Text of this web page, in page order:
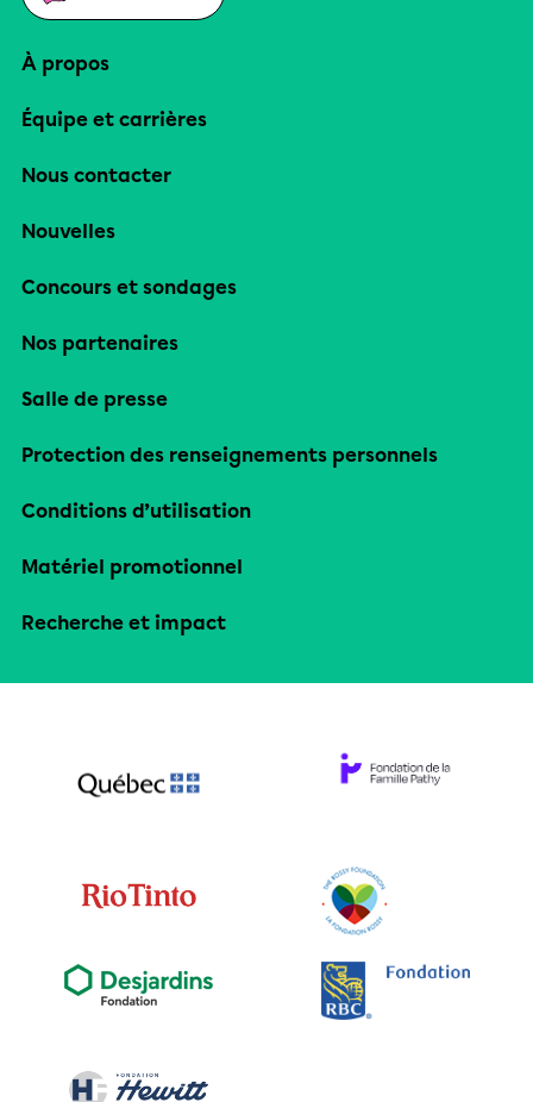
À propos
Équipe et carrières
Nous contacter
Nouvelles
Concours et sondages
Nos partenaires
Salle de presse
Protection des renseignements personnels
Conditions d’utilisation
Matériel promotionnel
Recherche et impact